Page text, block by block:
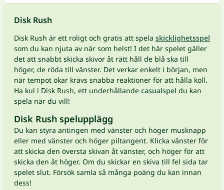
Disk Rush
Disk Rush är ett roligt och gratis att spela skicklighetsspel
som du kan njuta av när som helst! I det här spelet gäller
det att snabbt skicka skivor åt rätt håll de blå ska till
höger, de röda till vänster. Det verkar enkelt i början, men
när tempot ökar krävs snabba reaktioner för att hålla koll.
Ha kul i Disk Rush, ett underhållande casualspel du kan
spela när du vill!
Disk Rush spelupplägg
Du kan styra antingen med vänster och höger musknapp
eller med vänster och höger piltangent. Klicka vänster för
att skicka den översta skivan åt vänster, och höger för att
skicka den åt höger. Om du skickar en skiva till fel sida tar
spelet slut. Försök samla så många poäng du kan innan
dess!